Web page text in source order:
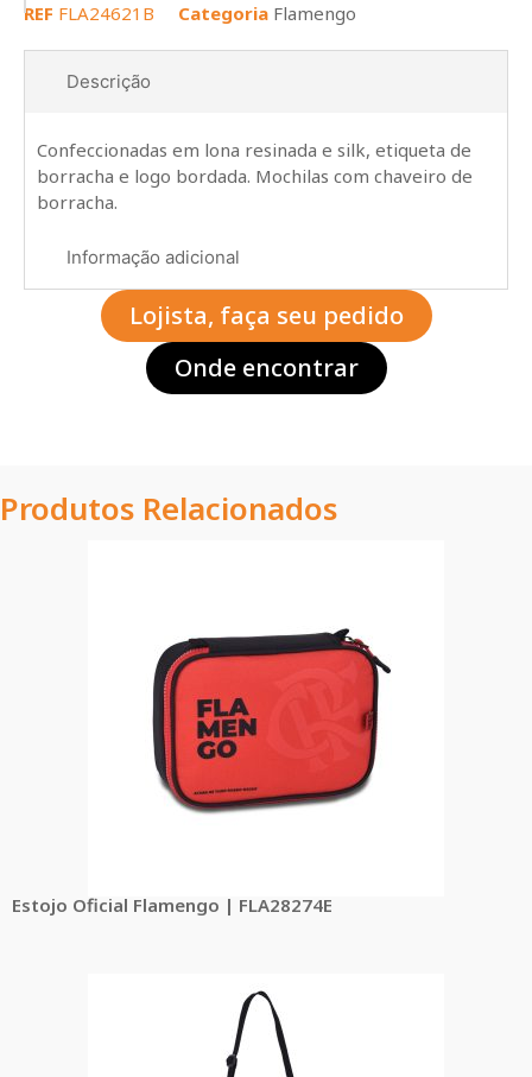
REF FLA24621B Categoria Flamengo
Descrição
Informação adicional
Confeccionadas em lona resinada e silk, etiqueta de
borracha e logo bordada. Mochilas com chaveiro de
borracha.
Lojista, faça seu pedido
Onde encontrar
Produtos Relacionados
Estojo Oficial Flamengo | FLA28274E